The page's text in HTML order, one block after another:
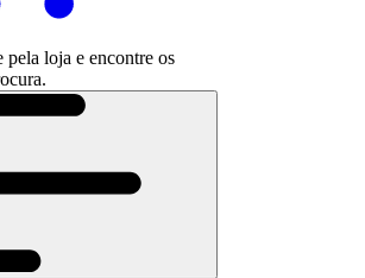
pela loja e encontre os